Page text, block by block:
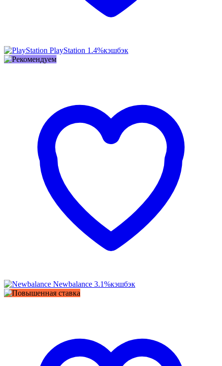
PlayStation 1.4%кэшбэк
Newbalance 3.1%кэшбэк